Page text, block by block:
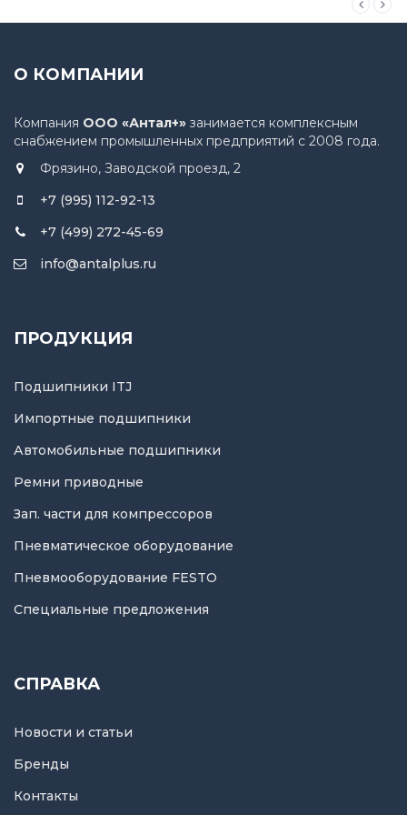
О КОМПАНИИ
Компания ООО «Антал+» занимается комплексным
снабжением промышленных предприятий с 2008 года.
Фрязино, Заводской проезд, 2
+7 (995) 112-92-13
+7 (499) 272-45-69
info@antalplus.ru
ПРОДУКЦИЯ
Подшипники ITJ
Импортные подшипники
Автомобильные подшипники
Ремни приводные
Зап. части для компрессоров
Пневматическое оборудование
Пневмооборудование FESTO
Специальные предложения
СПРАВКА
Новости и статьи
Бренды
Контакты